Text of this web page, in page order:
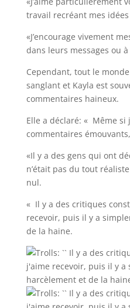
travail recréant mes
«J’encourage vivement
dans leurs messages ou
Cependant, tout le
sanglant et Kayla est
commentaires haineux.
Elle a déclaré: « Même si
commentaires
«Il y a des gens qui ont
n’était pas du tout
nul.
« Il y a des critiques
recevoir, puis il y a
de la haine.